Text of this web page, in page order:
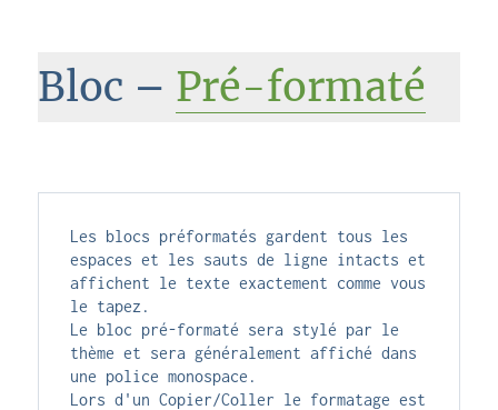
Bloc – Pré-formaté
Les blocs préformatés gardent tous les
espaces et les sauts de ligne intacts et
affichent le texte exactement comme vous
le tapez.
Le bloc pré-formaté sera stylé par le
thème et sera généralement affiché dans
une police monospace.
Lors d'un Copier/Coller le formatage est